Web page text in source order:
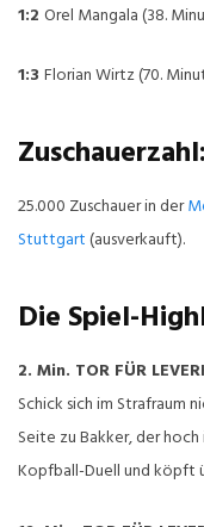
1:2 Orel Mangala (38.
1:3 Florian Wirtz (70.
Zuschauerzahl:
25.000 Zuschauer in der
Stuttgart(ausverkauft).
Die Spiel-
2. Min. TOR FÜR
Schick sich im Strafraum
Seite zu Bakker, der
Kopfball-Duell und köpft